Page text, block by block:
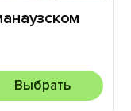
Выбрать